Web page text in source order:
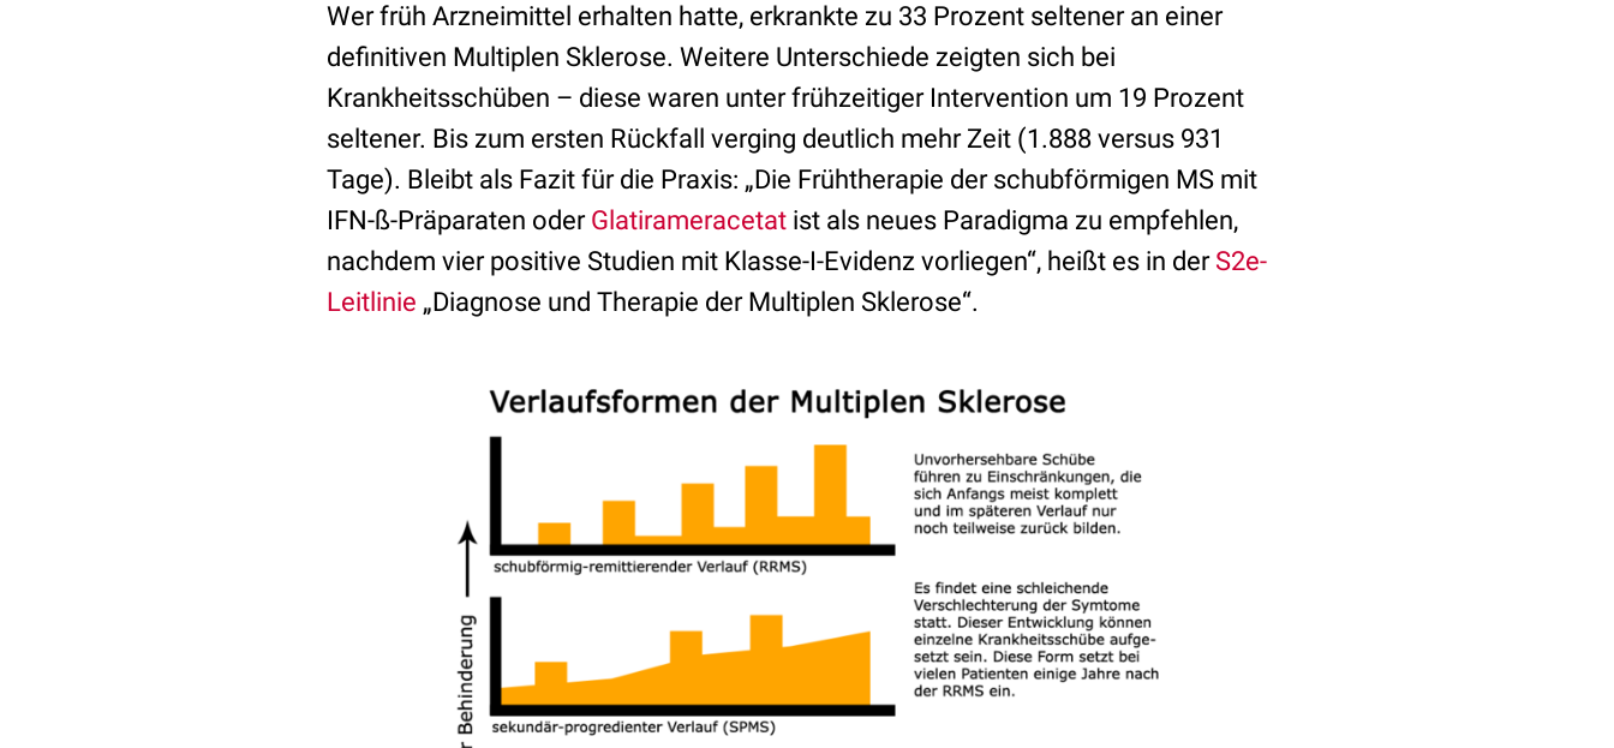
Wer früh Arzneimittel erhalten hatte, erkrankte zu 33 Prozent seltener an einer
definitiven Multiplen Sklerose. Weitere Unterschiede zeigten sich bei
Krankheitsschüben – diese waren unter frühzeitiger Intervention um 19 Prozent
seltener. Bis zum ersten Rückfall verging deutlich mehr Zeit (1.888 versus 931
Tage). Bleibt als Fazit für die Praxis: „Die Frühtherapie der schubförmigen MS mit
IFN-ß-Präparaten oder Glatirameracetat ist als neues Paradigma zu empfehlen,
nachdem vier positive Studien mit Klasse-I-Evidenz vorliegen“, heißt es in der S2e-
Leitlinie „Diagnose und Therapie der Multiplen Sklerose“.